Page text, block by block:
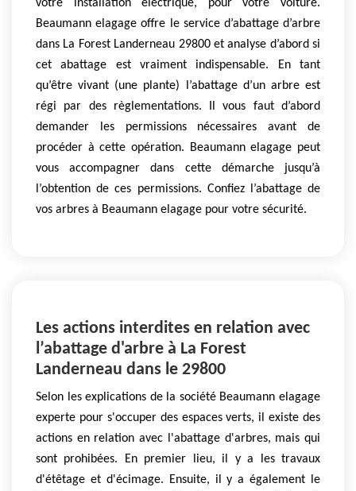
votre installation électrique, pour votre voiture.
Beaumann elagage offre le service d’abattage d’arbre
dans La Forest Landerneau 29800 et analyse d’abord si
cet abattage est vraiment indispensable. En tant
qu’être vivant (une plante) l’abattage d’un arbre est
régi par des règlementations. Il vous faut d’abord
demander les permissions nécessaires avant de
procéder à cette opération. Beaumann elagage peut
vous accompagner dans cette démarche jusqu’à
l’obtention de ces permissions. Confiez l’abattage de
vos arbres à Beaumann elagage pour votre sécurité.
Les actions interdites en relation avec
l’abattage d'arbre à La Forest
Landerneau dans le 29800
Selon les explications de la société Beaumann elagage
experte pour s'occuper des espaces verts, il existe des
actions en relation avec l'abattage d'arbres, mais qui
sont prohibées. En premier lieu, il y a les travaux
d'étêtage et d'écimage. Ensuite, il y a également le